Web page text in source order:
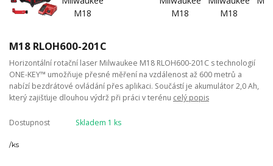
M18 RLOH600-201C
Horizontální rotační laser Milwaukee M18 RLOH600-201C s technologií
ONE-KEY™ umožňuje přesné měření na vzdálenost až 600 metrů a
nabízí bezdrátové ovládání přes aplikaci. Součástí je akumulátor 2,0 Ah,
který zajišťuje dlouhou výdrž při práci v terénu celý popis
Dostupnost Skladem 1 ks
/ks